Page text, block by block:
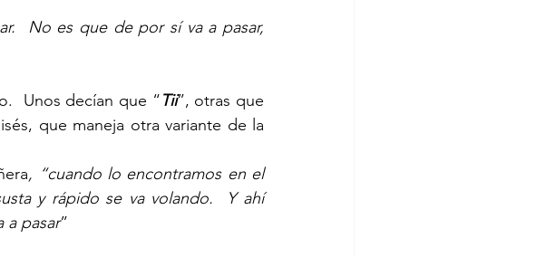
No es que de por sí va a pasar,
Unos decían que “Tii”, otras que
que maneja otra variante de la
, “cuando lo encontramos en el
y rápido se va volando.  Y ahí
a pasar”